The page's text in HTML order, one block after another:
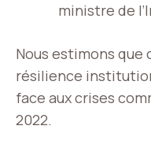
ministre de
Nous estimons
résilience
face aux crises
2022.